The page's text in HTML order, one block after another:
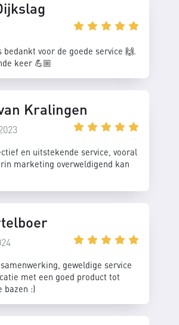
bedankt voor de goede service 🙌.
keer 💪🏼
Kralingen
en uitstekende service, vooral
marketing overweldigend kan
geweldige service
met een goed product tot
bazen :)